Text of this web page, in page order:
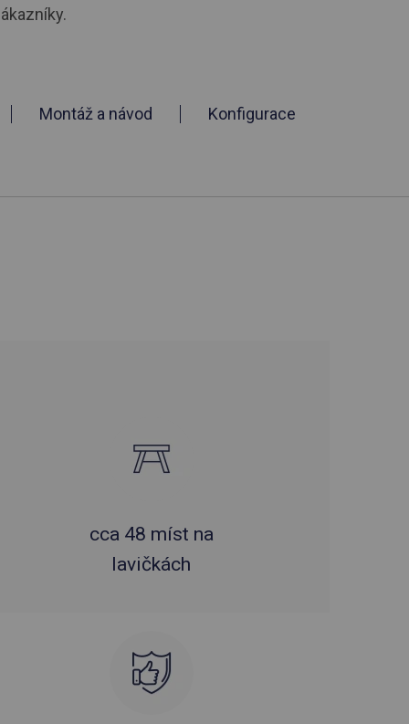
Montáž a návod Konfigurace
cca 48 míst na
lavičkách